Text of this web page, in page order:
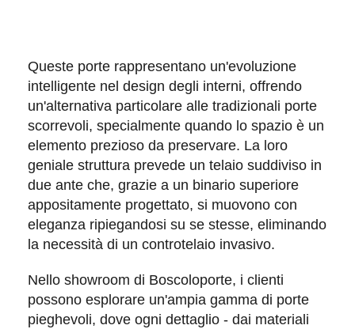
Queste porte rappresentano un'evoluzione
intelligente nel design degli interni, offrendo
un'alternativa particolare alle tradizionali porte
scorrevoli, specialmente quando lo spazio è un
elemento prezioso da preservare. La loro
geniale struttura prevede un telaio suddiviso in
due ante che, grazie a un binario superiore
appositamente progettato, si muovono con
eleganza ripiegandosi su se stesse, eliminando
la necessità di un controtelaio invasivo.
Nello showroom di Boscoloporte, i clienti
possono esplorare un'ampia gamma di porte
pieghevoli, dove ogni dettaglio - dai materiali